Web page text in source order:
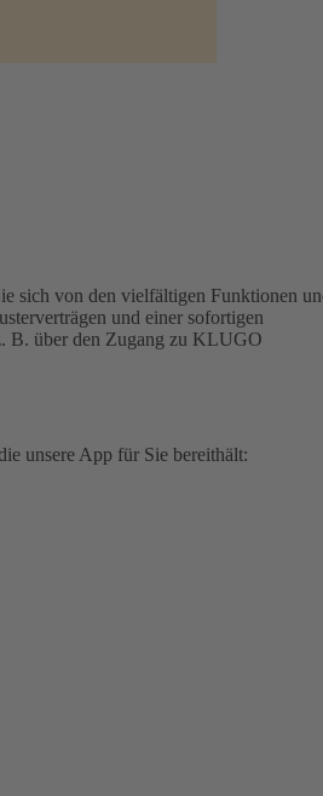
sich von den vielfältigen Funktionen
und einer sofortigen
B. über den Zugang zu KLUGO
unsere App für Sie bereithält: